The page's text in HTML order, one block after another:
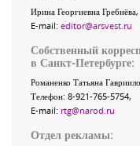
Ирина Георгиевна Гребнёва,
E-mail: editor@arsvest.ru
Собственный
в Санкт-Петербурге:
Романенко Татьяна
Телефон: 8-921-765-5754,
E-mail: rtg@narod.ru
Отдел рекламы: